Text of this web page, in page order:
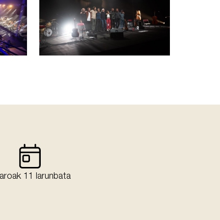
11 larunbata